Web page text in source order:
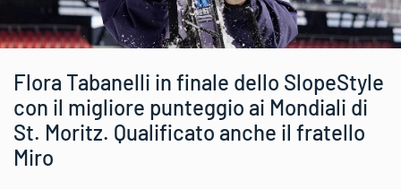
Flora Tabanelli in finale dello SlopeStyle
con il migliore punteggio ai Mondiali di
St. Moritz. Qualificato anche il fratello
Miro